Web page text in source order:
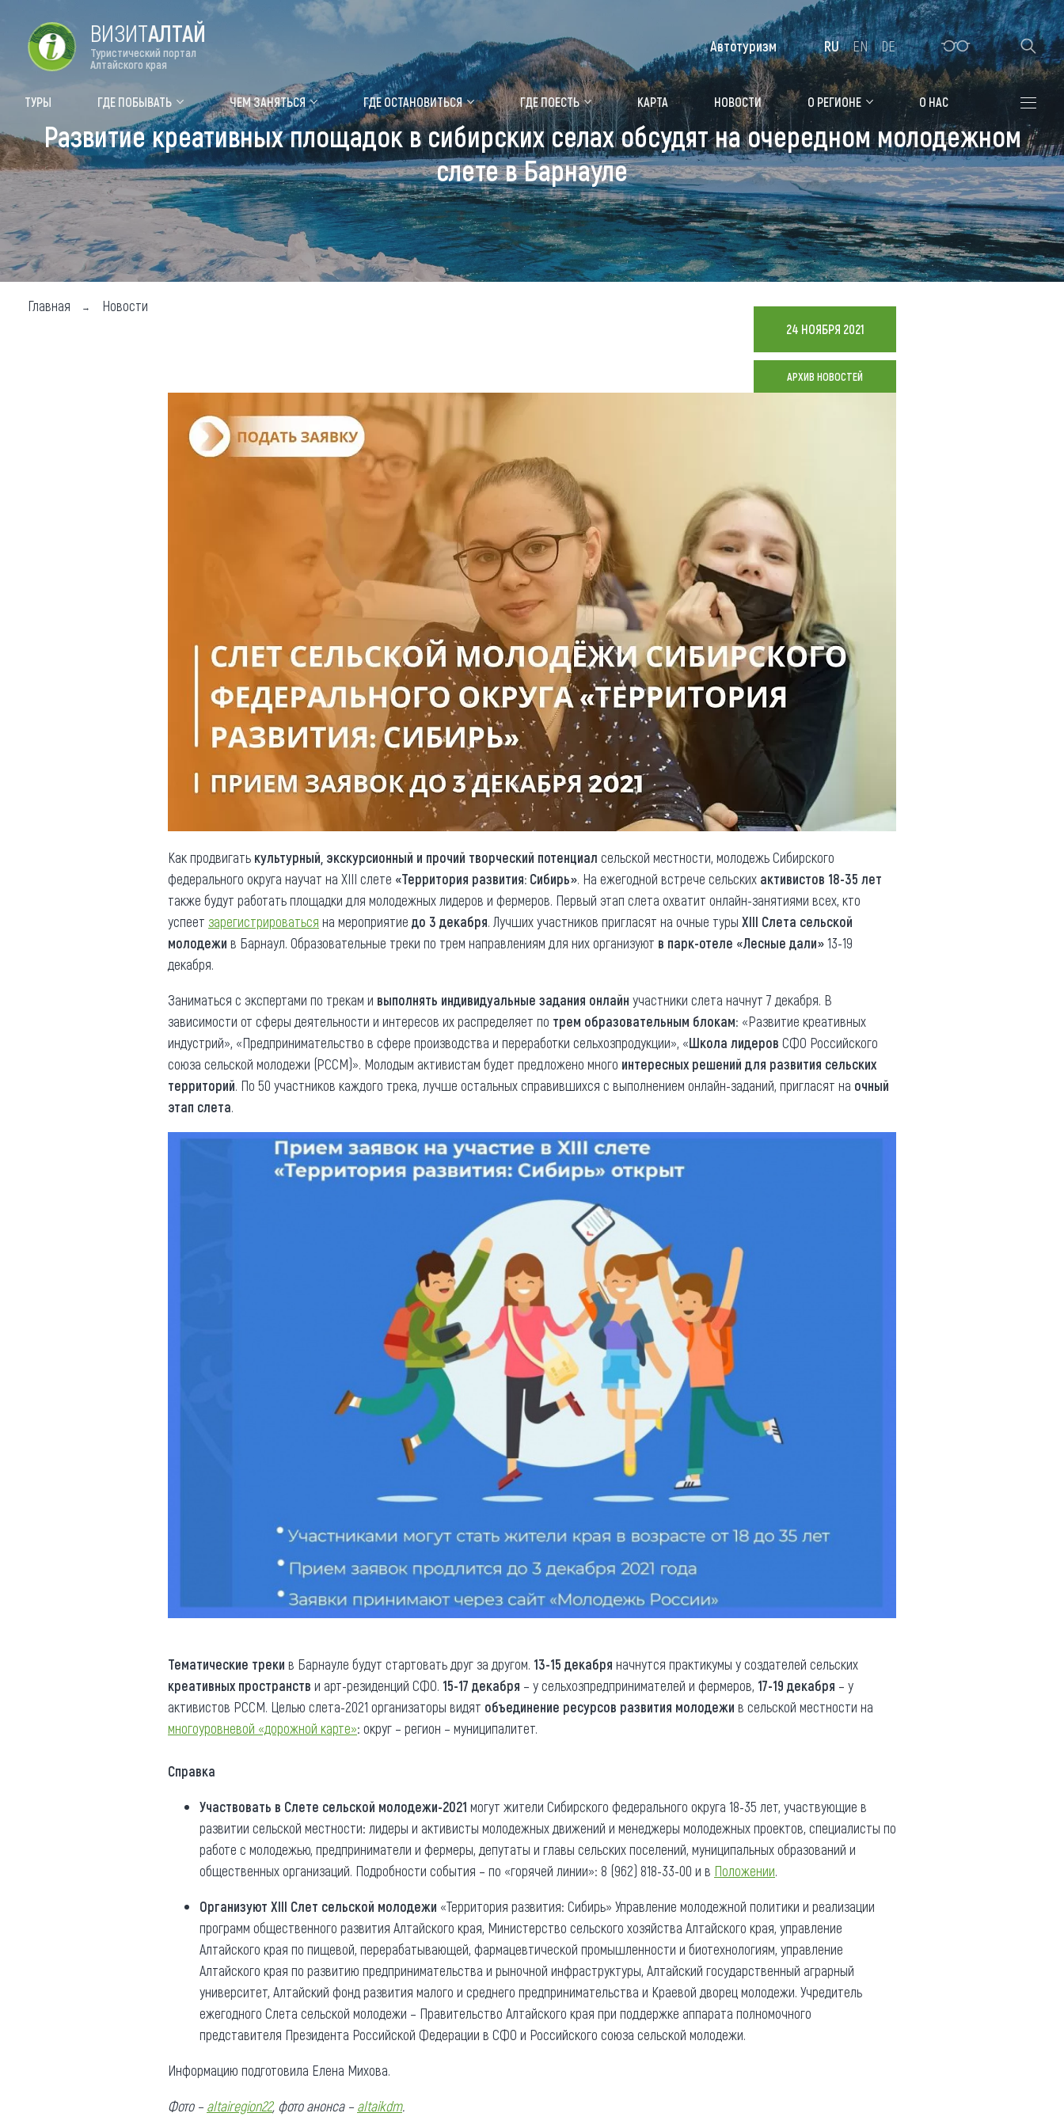
Форум VISIT ALTAI Цветение маральника Медицинский форум Алтайская зимовка
Туры Где побывать
Объекты природы
Объекты истории и культуры
Объекты развлечений
Топ туристических мест
Чем заняться
Календарь событий
Аудиогид
Мой маршрут
Где остановиться
Санатории
Гостиницы, отели
Коттеджи, базы
Сельские усадьбы
Мотели, придорожные отели
Новости
Что привезти (сувениры)
Карты и буклеты
Коллекция впечатлений
Противодействие коррупции
ВИЗИТАЛТАЙ
Туристический портал
Алтайского края
ТУРЫ ГДЕ ПОБЫВАТЬ ЧЕМ ЗАНЯТЬСЯ ГДЕ ОСТАНОВИТЬСЯ ГДЕ ПОЕСТЬ КАРТА НОВОСТИ О РЕГИОНЕ О НАС
Автотуризм RU EN DE
Развитие креативных площадок в сибирских селах обсудят на очередном молодежном
слете в Барнауле
Главная Новости
24 НОЯБРЯ 2021
АРХИВ НОВОСТЕЙ
Как продвигать культурный, экскурсионный и прочий творческий потенциал сельской местности, молодежь Сибирского
федерального округа научат на XIII слете «Территория развития: Сибирь». На ежегодной встрече сельских активистов 18-35 лет
также будут работать площадки для молодежных лидеров и фермеров. Первый этап слета охватит онлайн-занятиями всех, кто
успеет зарегистрироваться на мероприятие до 3 декабря. Лучших участников пригласят на очные туры XIII Слета сельской
молодежи в Барнаул. Образовательные треки по трем направлениям для них организуют в парк-отеле «Лесные дали»13-19
декабря.
Заниматься с экспертами по трекам и выполнять индивидуальные задания онлайн участники слета начнут 7 декабря. В
зависимости от сферы деятельности и интересов их распределяет по трем образовательным блокам: «Развитие креативных
индустрий», «Предпринимательство в сфере производства и переработки сельхозпродукции», «Школа лидеров СФО Российского
союза сельской молодежи (РССМ)». Молодым активистам будет предложено много интересных решений для развития сельских
территорий. По 50 участников каждого трека, лучше остальных справившихся с выполнением онлайн-заданий, пригласят на очный
этап слета.
Тематические треки в Барнауле будут стартовать друг за другом. 13-15 декабря начнутся практикумы у создателей сельских
креативных пространств и арт-резиденций СФО. 15-17 декабря – у сельхозпредпринимателей и фермеров, 17-19 декабря – у
активистов РССМ. Целью слета-2021 организаторы видят объединение ресурсов развития молодежи в сельской местности на
многоуровневой «дорожной карте»: округ – регион – муниципалитет.
Справка
Участвовать в Слете сельской молодежи-2021 могут жители Сибирского федерального округа 18-35 лет, участвующие в
развитии сельской местности: лидеры и активисты молодежных движений и менеджеры молодежных проектов, специалисты по
работе с молодежью, предприниматели и фермеры, депутаты и главы сельских поселений, муниципальных образований и
общественных организаций. Подробности события – по «горячей линии»: 8 (962) 818-33-00 и в Положении.
Организуют XIII Слет сельской молодежи «Территория развития: Сибирь» Управление молодежной политики и реализации
программ общественного развития Алтайского края, Министерство сельского хозяйства Алтайского края, управление
Алтайского края по пищевой, перерабатывающей, фармацевтической промышленности и биотехнологиям, управление
Алтайского края по развитию предпринимательства и рыночной инфраструктуры, Алтайский государственный аграрный
университет, Алтайский фонд развития малого и среднего предпринимательства и Краевой дворец молодежи. Учредитель
ежегодного Слета сельской молодежи – Правительство Алтайского края при поддержке аппарата полномочного
представителя Президента Российской Федерации в СФО и Российского союза сельской молодежи.
Информацию подготовила Елена Михова.
Фото – altairegion22, фото анонса – altaikdm.